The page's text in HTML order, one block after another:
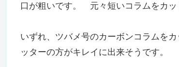
口が粗いです。 元々短いコラムをカッ
いずれ、ツバメ号のカーボンコラムを
ッターの方がキレイに出来そうです。